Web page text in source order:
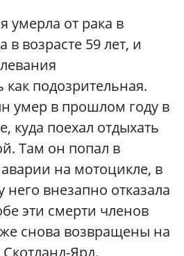
умерла от рака в
в возрасте 59 лет, и
как подозрительная.
умер в прошлом году в
куда поехал отдыхать
Там он попал в
на мотоцикле, в
него внезапно отказала
эти смерти членов
снова возвращены на
Ярд.